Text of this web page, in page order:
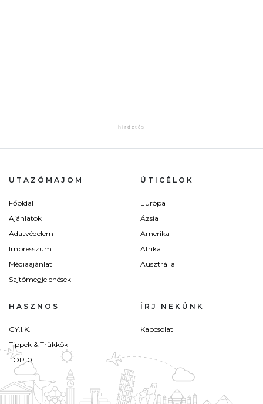
UTAZÓMAJOM
Főoldal
Ajánlatok
Adatvédelem
Impresszum
Médiaajánlat
Sajtómegjelenések
ÚTICÉLOK
Európa
Ázsia
Amerika
Afrika
Ausztrália
HASZNOS
GY.I.K.
Tippek & Trükkök
TOP10
ÍRJ NEKÜNK
Kapcsolat